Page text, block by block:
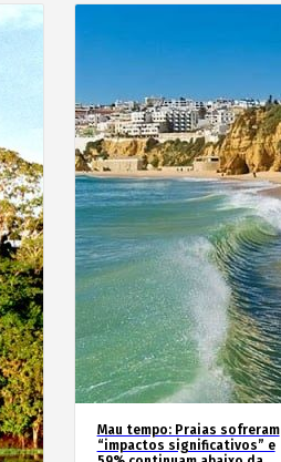
Mau tempo: Praias sofreram
“impactos significativos” e